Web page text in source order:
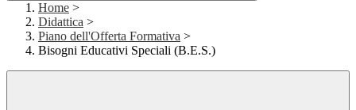
Home >
Didattica >
Piano dell'Offerta Formativa >
Bisogni Educativi Speciali (B.E.S.)